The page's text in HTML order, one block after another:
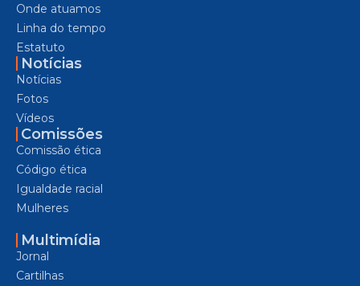
Onde atuamos
Linha do tempo
Estatuto
Notícias
Notícias
Fotos
Vídeos
Comissões
Comissão ética
Código ética
Igualdade racial
Mulheres
Multimídia
Jornal
Cartilhas